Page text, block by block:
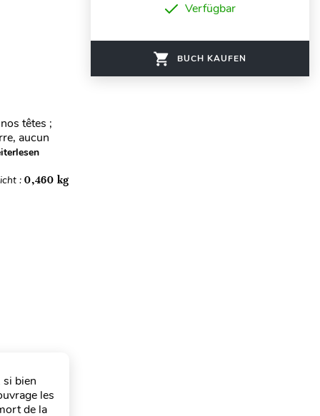
têtes ;
aucun
:0,460 kg
bien
les
de la
Verfügbar
BUCH KAUFEN